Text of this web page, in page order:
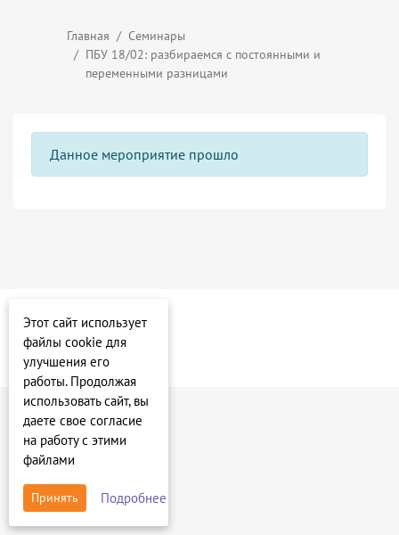
Главная
Семинары
ПБУ 18/02: разбираемся с постоянными и
переменными разницами
Данное мероприятие прошло
Этот сайт использует
файлы cookie для
улучшения его
работы. Продолжая
использовать сайт, вы
даете свое согласие
на работу с этими
файлами
Принять Подробнее